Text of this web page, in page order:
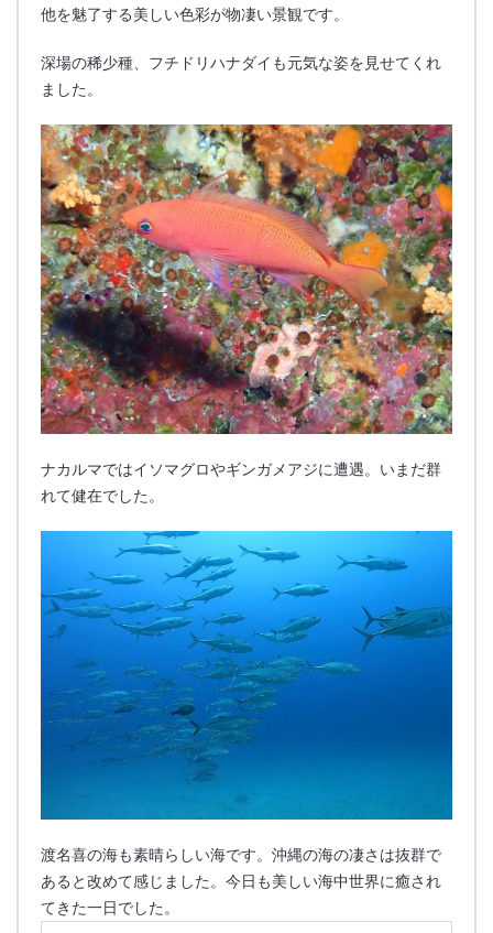
他を魅了する美しい色彩が物凄い景観です。
深場の稀少種、フチドリハナダイも元気な姿を見せてくれ
ました。
ナカルマではイソマグロやギンガメアジに遭遇。いまだ群
れて健在でした。
渡名喜の海も素晴らしい海です。沖縄の海の凄さは抜群で
あると改めて感じました。今日も美しい海中世界に癒され
てきた一日でした。